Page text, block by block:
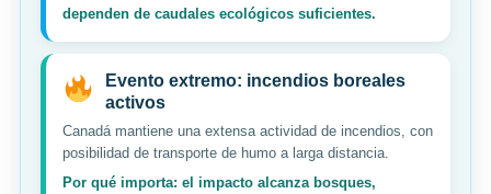
dependen de caudales ecológicos suficientes.
Evento extremo: incendios boreales
activos
Canadá mantiene una extensa actividad de incendios, con
posibilidad de transporte de humo a larga distancia.
Por qué importa: el impacto alcanza bosques,